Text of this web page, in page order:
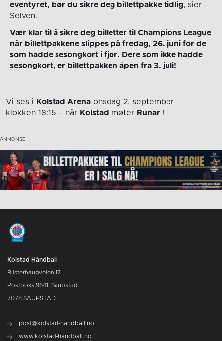
eventyret, bør du sikre deg billettpakke tidlig, sier
Selven.
Vær klar til å sikre deg billetter til Champions League
når billettpakkene slippes på fredag, 26. juni for de
som hadde sesongkort i fjor. Dere som ikke hadde
sesongkort, er billettpakken åpen fra 3. juli!
Vi ses i Kolstad Arena onsdag 2. september
klokken 18:15 – når Kolstad møter Runar !
Kolstad Håndball
Blisterhaugveien 17
Postboks 9641, Saupstad
7078 SAUPSTAD
post@kolstad-handball.no
www.kolstad-handball.no